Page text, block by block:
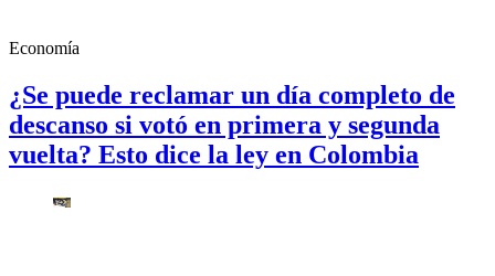
Economía
¿Se puede reclamar un día completo de
descanso si votó en primera y segunda
vuelta? Esto dice la ley en Colombia